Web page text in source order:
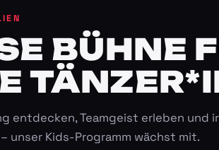
BÜHNE
entdecken, Teamgeist erleben und
unser Kids-Programm wächst mit.